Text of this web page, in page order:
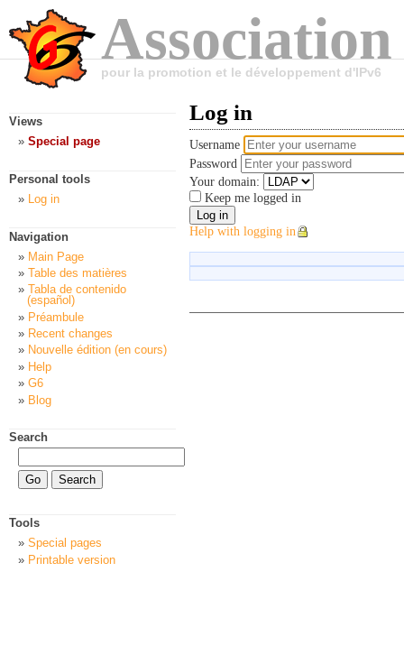
pour la promotion et le développement d'IPv6
Log in
Username
Password
Your domain:
Keep me logged in
Help with logging in
Views
Special page
Personal tools
Log in
Navigation
Main Page
Table des matières
Tabla de contenido
(español)
Préambule
Recent changes
Nouvelle édition (en cours)
Help
G6
Blog
Search
Tools
Special pages
Printable version